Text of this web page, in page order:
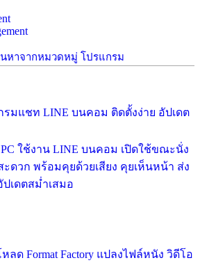
หาจากหมวดหมู่ โปรแกรม
รมแชท LINE บนคอม ติดตั้งง่าย อัปเดต
ใช้งาน LINE บนคอม เปิดใช้ขณะนั่ง
ดวก พร้อมคุยด้วยเสียง คุยเห็นหน้า ส่ง
เดตสม่ำเสมอ
หลด Format Factory แปลงไฟล์หนัง วิดีโอ